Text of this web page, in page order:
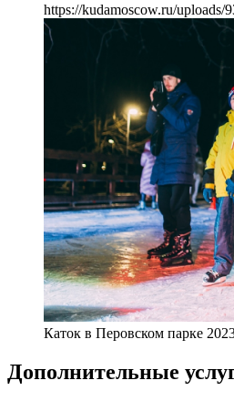
https://kudamoscow.ru/uploads/
Каток в Перовском парке
Дополнительные